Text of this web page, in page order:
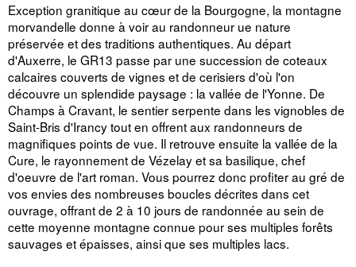
Exception granitique au cœur de la Bourgogne, la montagne
morvandelle donne à voir au randonneur ue nature
préservée et des traditions authentiques. Au départ
d'Auxerre, le GR13 passe par une succession de coteaux
calcaires couverts de vignes et de cerisiers d'où l'on
découvre un splendide paysage : la vallée de l'Yonne. De
Champs à Cravant, le sentier serpente dans les vignobles de
Saint-Bris d'Irancy tout en offrent aux randonneurs de
magnifiques points de vue. Il retrouve ensuite la vallée de la
Cure, le rayonnement de Vézelay et sa basilique, chef
d'oeuvre de l'art roman. Vous pourrez donc profiter au gré de
vos envies des nombreuses boucles décrites dans cet
ouvrage, offrant de 2 à 10 jours de randonnée au sein de
cette moyenne montagne connue pour ses multiples forêts
sauvages et épaisses, ainsi que ses multiples lacs.